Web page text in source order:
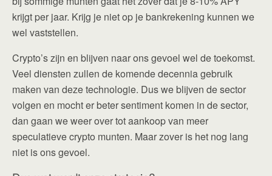
krijgt per jaar. Krijg je niet op je bankrekening kunnen we
wel vaststellen.
Crypto’s zijn en blijven naar ons gevoel wel de toekomst.
Veel diensten zullen de komende decennia gebruik
maken van deze technologie. Dus we blijven de sector
volgen en mocht er beter sentiment komen in de sector,
dan gaan we weer over tot aankoop van meer
speculatieve crypto munten. Maar zover is het nog lang
niet is ons gevoel.